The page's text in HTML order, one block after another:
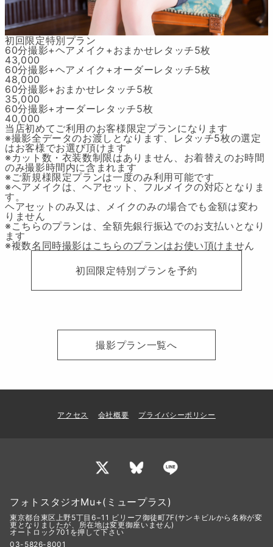
初回限定特別プラン
60分撮影+ヘアメイク+おまかせレタッチ5枚
43,000
60分撮影+ヘアメイク+オーダーレタッチ5枚
48,000
60分撮影+おまかせレタッチ5枚
35,000
60分撮影+オーダーレタッチ5枚
40,000
当店初めてご利用のお客様限定プランになります
※撮影全データのお渡しとなります、レタッチ5枚の選定
はお客様でお選び頂けます
※カット数・衣装数制限はありません、お着替えのお時間
のみ撮影時間内に含まれます
※ご新規様限定プランは一度のみ利用可能です
※ヘアメイクは、ヘアセット、フルメイクの対応となりま
す。
ヘアセットのみ又は、メイクのみの場合でも金額は変わ
りません
※こちらのプランは、全額先銀行振込でのお支払いとなり
ます
※複数名同時撮影はこちらのプランはお使い頂けません
初回限定特別プランを予約
撮影プラン一覧へ
アクセス 会社概要 プライバシーポリシー
フォトスタジオMu+(ミュープラス)
東京都台東区上野5丁目6−11 ビリーフ御徒町7F(サンキビルから名称が変
更となりましたが、所在地は変更御座いません)
オートロック701を押して下さい
03-5826-8001